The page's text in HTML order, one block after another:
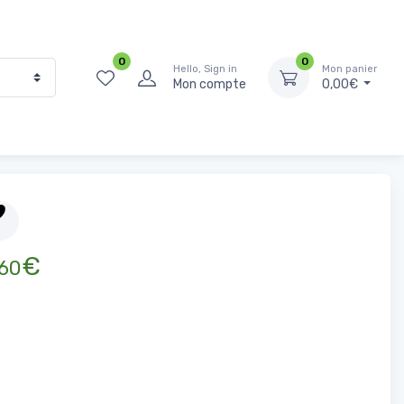
0
Hello, Sign in
Mon compte
0
Mon panier
0,00€
€